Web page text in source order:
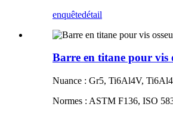
enquêtedétail
Barre en titane pour vis
Nuance : Gr5, Ti6Al4V,
Normes : ASTM F136, ISO